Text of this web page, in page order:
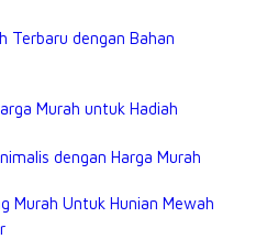
Terbaru dengan Bahan
Murah untuk Hadiah
dengan Harga Murah
Murah Untuk Hunian Mewah